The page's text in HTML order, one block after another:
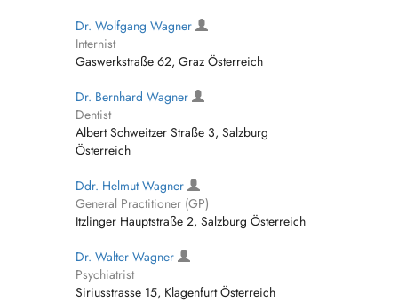
Dr. Wolfgang Wagner
Internist
Gaswerkstraße 62, Graz Österreich
Dr. Bernhard Wagner
Dentist
Albert Schweitzer Straße 3, Salzburg
Österreich
Ddr. Helmut Wagner
General Practitioner (GP)
Itzlinger Hauptstraße 2, Salzburg Österreich
Dr. Walter Wagner
Psychiatrist
Siriusstrasse 15, Klagenfurt Österreich